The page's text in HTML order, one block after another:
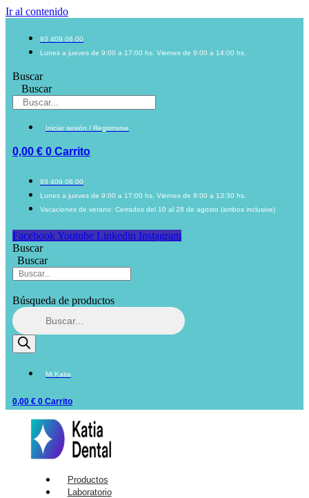
Ir al contenido
93 409 06 00
Lunes a jueves de 9:00 a 17:00 hs. Viernes de 9:00 a 14:00 hs.
Buscar
Buscar
Iniciar sesión / Registrarse
0,00 € 0 Carrito
93 409 06 00
Lunes a jueves de 9:00 a 17:00 hs. Viernes de 9:00 a 13:30 hs.
Vacaciones de verano: Cerrados del 10 al 28 de agosto (ambos inclusive)
Facebook Youtube Linkedin Instagram
Buscar
Buscar
Búsqueda de productos
Mi Katia
0,00 € 0 Carrito
Productos
Laboratorio